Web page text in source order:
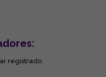
registrado.